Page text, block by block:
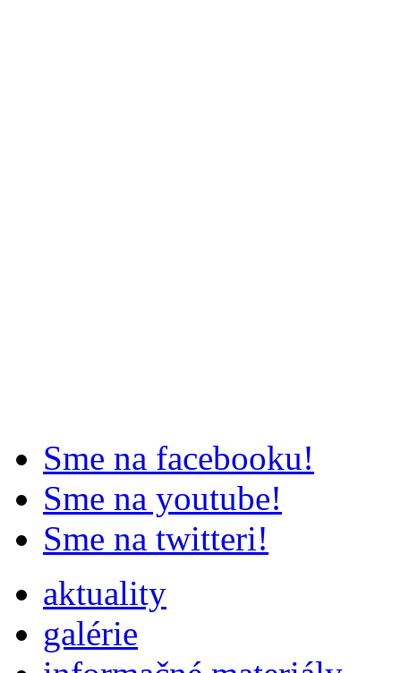
Sme na facebooku!
Sme na youtube!
Sme na twitteri!
aktuality
galérie